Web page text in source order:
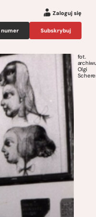
Zaloguj się
Subskrybuj
fot.
Olgi